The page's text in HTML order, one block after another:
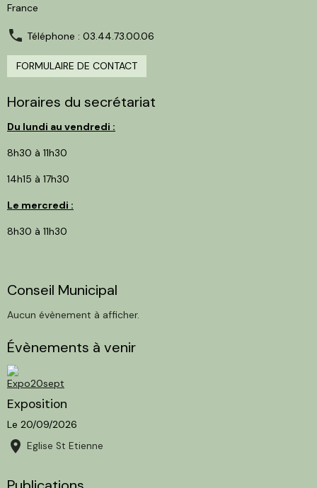
France
Téléphone : 03.44.73.00.06
FORMULAIRE DE CONTACT
Horaires du secrétariat
Du lundi au vendredi :
8h30 à 11h30
14h15 à 17h30
Le mercredi :
8h30 à 11h30
Conseil Municipal
Aucun évènement à afficher.
Évènements à venir
Exposition
Le 20/09/2026
Eglise St Etienne